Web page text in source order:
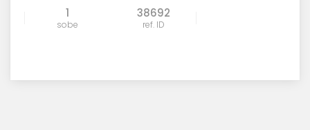
1
sobe
38692
ref. ID